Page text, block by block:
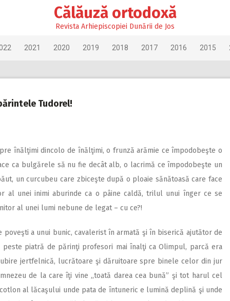
Călăuză ortodoxă
Revista Arhiepiscopiei Dunării de Jos
2021 2020 2019 2018 2017 2016 2015
Tudorel!
înălţimi dincolo de înălţimi, o frunză arămie ce împodobeşte o
ca bulgărele să nu fie decât alb, o lacrimă ce împodobeşte un
un curcubeu care zbiceşte după o ploaie sănătoasă care face
al unei inimi aburinde ca o pâine caldă, trilul unui înger ce se
al unei lumi nebune de legat – cu ce?!
poveşti a unui bunic, cavalerist în armată şi în biserică ajutător de
piatră de părinţi profesori mai înalţi ca Olimpul, parcă era
jertfelnică, lucrătoare şi dăruitoare spre binele celor din jur
de la care îţi vine ,,toată darea cea bună” şi tot harul cel
al lăcaşului unde pata de întuneric e lumină deplină şi unde